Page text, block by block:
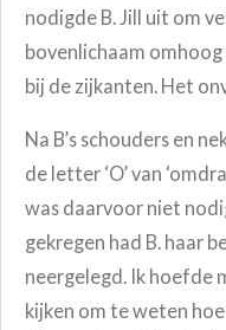
nodigde B. Jill uit om
bovenlichaam
bij de zijkanten. Het
Na B’s schouders en
de letter ‘O’ van
was daarvoor niet
gekregen had B. haar
neergelegd. Ik hoefde
kijken om te weten hoe